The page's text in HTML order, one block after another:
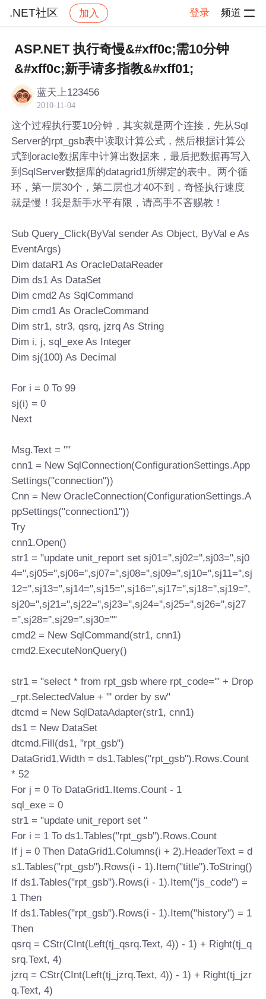
.NET社区 加入 登录 频道
社区 .NET社区 帖子详情
ASP.NET 执行奇慢&#xff0c;需10分钟
&#xff0c;新手请多指教&#xff01;
蓝天上123456
2010-11-04
这个过程执行要10分钟，其实就是两个连接，先从Sql
Server的rpt_gsb表中读取计算公式，然后根据计算公
式到oracle数据库中计算出数据来，最后把数据再写入
到SqlServer数据库的datagrid1所绑定的表中。两个循
环，第一层30个，第二层也才40不到，奇怪执行速度
就是慢！我是新手水平有限，请高手不吝赐教！
Sub Query_Click(ByVal sender As Object, ByVal e As
EventArgs)
Dim dataR1 As OracleDataReader
Dim ds1 As DataSet
Dim cmd2 As SqlCommand
Dim cmd1 As OracleCommand
Dim str1, str3, qsrq, jzrq As String
Dim i, j, sql_exe As Integer
Dim sj(100) As Decimal
For i = 0 To 99
sj(i) = 0
Next
Msg.Text = ""
cnn1 = New SqlConnection(ConfigurationSettings.App
Settings("connection"))
Cnn = New OracleConnection(ConfigurationSettings.A
ppSettings("connection1"))
Try
cnn1.Open()
str1 = "update unit_report set sj01='',sj02='',sj03='',sj0
4='',sj05='',sj06='',sj07='',sj08='',sj09='',sj10='',sj11='',sj
12='',sj13='',sj14='',sj15='',sj16='',sj17='',sj18='',sj19='',
sj20='',sj21='',sj22='',sj23='',sj24='',sj25='',sj26='',sj27
='',sj28='',sj29='',sj30=''"
cmd2 = New SqlCommand(str1, cnn1)
cmd2.ExecuteNonQuery()
str1 = "select * from rpt_gsb where rpt_code='" + Drop
_rpt.SelectedValue + "' order by sw"
dtcmd = New SqlDataAdapter(str1, cnn1)
ds1 = New DataSet
dtcmd.Fill(ds1, "rpt_gsb")
DataGrid1.Width = ds1.Tables("rpt_gsb").Rows.Count
* 52
For j = 0 To DataGrid1.Items.Count - 1
sql_exe = 0
str1 = "update unit_report set "
For i = 1 To ds1.Tables("rpt_gsb").Rows.Count
If j = 0 Then DataGrid1.Columns(i + 2).HeaderText = d
s1.Tables("rpt_gsb").Rows(i - 1).Item("title").ToString()
If ds1.Tables("rpt_gsb").Rows(i - 1).Item("js_code") =
1 Then
If ds1.Tables("rpt_gsb").Rows(i - 1).Item("history") = 1
Then
qsrq = CStr(CInt(Left(tj_qsrq.Text, 4)) - 1) + Right(tj_q
srq.Text, 4)
jzrq = CStr(CInt(Left(tj_jzrq.Text, 4)) - 1) + Right(tj_jzr
q.Text, 4)